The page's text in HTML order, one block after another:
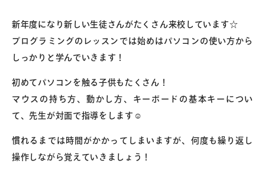
新着情報
コラム・読み物
新年度になり新しい生徒さんがたくさん来校しています☆
プログラミングのレッスンでは始めはパソコンの使い方から
しっかりと学んでいきます！
初めてパソコンを触る子供もたくさん！
マウスの持ち方、動かし方、キーボードの基本キーについ
て、先生が対面で指導をします☺
慣れるまでは時間がかかってしまいますが、何度も繰り返し
操作しながら覚えていきましょう！